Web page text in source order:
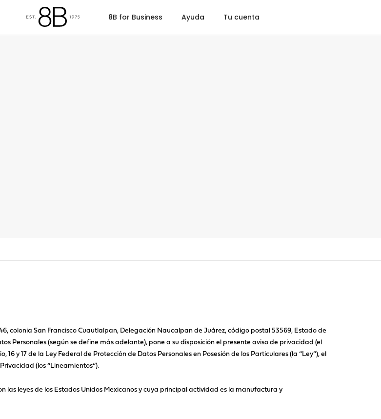
8B for Business Ayuda Tu cuenta
46, colonia San Francisco Cuautlalpan, Delegación Naucalpan de Juárez, código postal 53569, Estado de
Personales (según se define más adelante), pone a su disposición el presente aviso de privacidad (el
y 17 de la Ley Federal de Protección de Datos Personales en Posesión de los Particulares (la “Ley”), el
(los “Lineamientos“).
leyes de los Estados Unidos Mexicanos y cuya principal actividad es la manufactura y